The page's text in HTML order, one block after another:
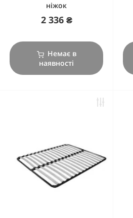
ніжок
2 336 ₴
Немає в
наявності